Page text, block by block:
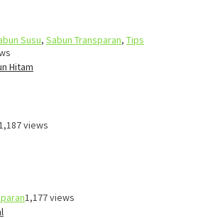
Susu, Sabun Transparan, Tips
Hitam
views
1,177 views